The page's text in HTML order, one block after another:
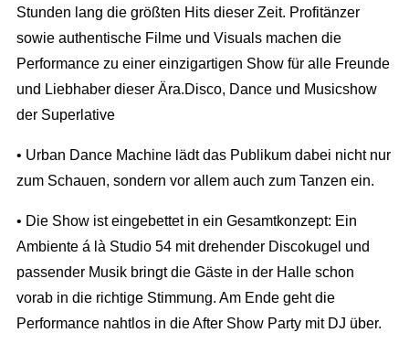
Stunden lang die größten Hits dieser Zeit. Profitänzer
sowie authentische Filme und Visuals machen die
Performance zu einer einzigartigen Show für alle Freunde
und Liebhaber dieser Ära.Disco, Dance und Musicshow
der Superlative
• Urban Dance Machine lädt das Publikum dabei nicht nur
zum Schauen, sondern vor allem auch zum Tanzen ein.
• Die Show ist eingebettet in ein Gesamtkonzept: Ein
Ambiente á là Studio 54 mit drehender Discokugel und
passender Musik bringt die Gäste in der Halle schon
vorab in die richtige Stimmung. Am Ende geht die
Performance nahtlos in die After Show Party mit DJ über.